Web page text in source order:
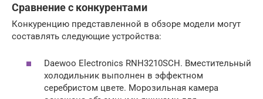
Сравнение с конкурентами
Конкуренцию представленной в обзоре модели могут
составлять следующие устройства:
Daewoo Electronics RNH3210SCH. Вместительный
холодильник выполнен в эффектном
серебристом цвете. Морозильная камера